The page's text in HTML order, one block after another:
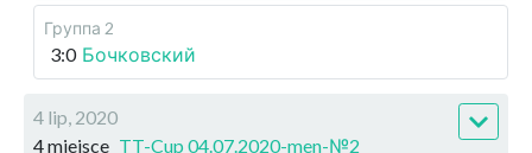
Группа 2
3:0 Бочковский
4 lip, 2020
4 miejsce TT-Cup 04.07.2020-men-№2